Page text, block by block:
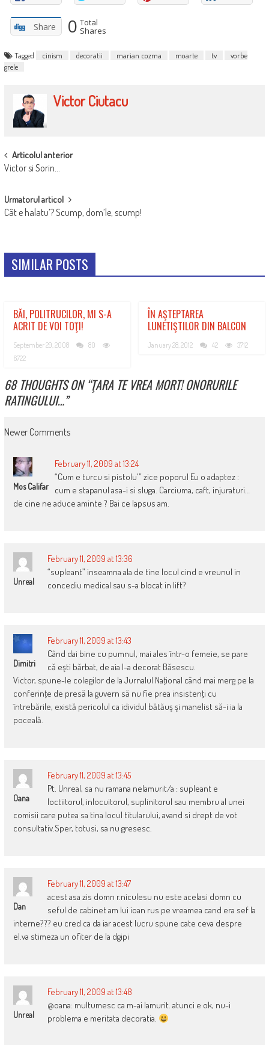
Share 0 Total
Shares
Tagged cinism decoratii marian cozma moarte tv
vorbe
grele
Victor Ciutacu
POST
NAVIGATION
Articolul anterior
Victor si Sorin…
Urmatorul articol
Cât e halatu’? Scump, dom’le, scump!
SIMILAR POSTS
BĂI, POLITRUCILOR, MI S-A
ACRIT DE VOI TOŢI!
September 29, 2008
80
6722
ÎN AŞTEPTAREA
LUNETIŞTILOR DIN BALCON
January 28, 2012 42 3712
68 THOUGHTS ON “ŢARA TE VREA MORT! ONORURILE
RATINGULUI…”
COMMENT
NAVIGATION
Newer Comments
Mos Califar
February 11, 2009 at 13:24
“Cum e turcu si pistolu'” zice poporul Eu o adaptez :
cum e stapanul asa-i si sluga. Carciuma, caft, injuraturi…
de cine ne aduce aminte ? Bai ce lapsus am.
Unreal
February 11, 2009 at 13:36
“supleant” inseamna ala de tine locul cind e vreunul in
concediu medical sau s-a blocat in lift?
Dimitri
February 11, 2009 at 13:43
Când dai bine cu pumnul, mai ales într-o femeie, se pare
că eşti bărbat, de aia l-a decorat Băsescu.
Victor, spune-le colegilor de la Jurnalul Naţional când mai merg pe la
conferinţe de presă la guvern să nu fie prea insistenţi cu
întrebările, există pericolul ca idividul bătăuş şi manelist să-i ia la
poceală.
Oana
February 11, 2009 at 13:45
Pt. Unreal, sa nu ramana nelamurit/a : supleant e
loctiitorul, inlocuitorul, suplinitorul sau membru al unei
comisii care putea sa tina locul titularului, avand si drept de vot
consultativ.Sper, totusi, sa nu gresesc.
Dan
February 11, 2009 at 13:47
acest asa zis domn r.niculesu nu este acelasi domn cu
seful de cabinet am lui ioan rus pe vreamea cand era sef la
interne??? eu cred ca da iar acest lucru spune cate ceva despre
el.va stimeza un ofiter de la dgipi
Unreal
February 11, 2009 at 13:48
@oana: multumesc ca m-ai lamurit. atunci e ok, nu-i
problema e meritata decoratia.